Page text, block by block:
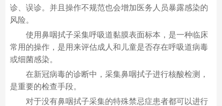
诊、误诊。并且操作不规范也会增加医务人员暴露感染的
风险。
使用鼻咽拭子采集呼吸道黏膜表面标本，是一种临床
常用的操作，是用来评估成人和儿童是否存在呼吸道病毒
或细菌感染。
在新冠病毒的诊断中，采集鼻咽拭子进行核酸检测，
是重要的检查手段。
对于没有鼻咽拭子采集的特殊禁忌症患者都可以进行